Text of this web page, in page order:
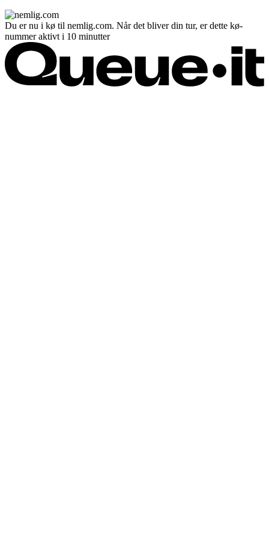
Du er nu i kø til nemlig.com. Når det bliver din tur, er dette kø-
nummer aktivt i 10 minutter